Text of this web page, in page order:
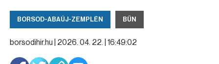
BORSOD-ABAÚJ-ZEMPLÉN BŰN
borsodihir.hu | 2026. 04. 22. | 16:49:02